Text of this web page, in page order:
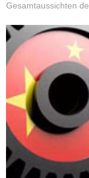
Gesamtaussichten